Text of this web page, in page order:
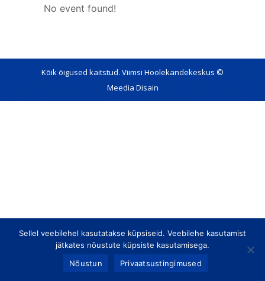
No event found!
Kõik õigused kaitstud. Viimsi Hoolekandekeskus ©
Meedia Disain
Sellel veebilehel kasutatakse küpsiseid. Veebilehe kasutamist
jätkates nõustute küpsiste kasutamisega.
Nõustun
Privaatsustingimused